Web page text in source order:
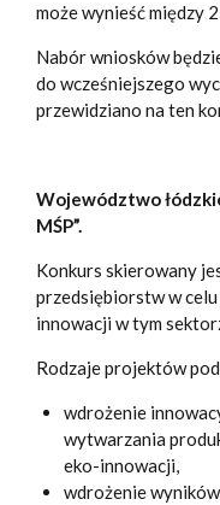
może wynieść między
Nabór wniosków
do wcześniejszego
przewidziano na ten
Województwo
MŚP”.
Konkurs skierowany
przedsiębiorstw w
innowacji w tym
Rodzaje projektów
wdrożenie
wytwarzania
eko-innowacji,
wdrożenie